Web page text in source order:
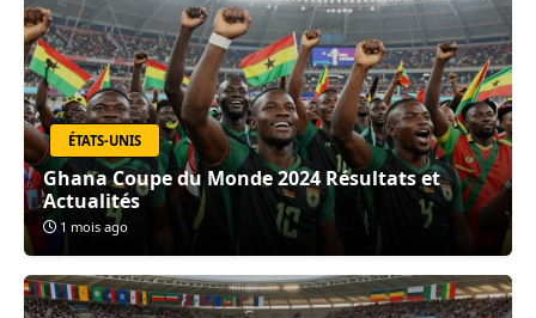
ÉTATS-UNIS
Ghana Coupe du Monde 2024 Résultats et
Actualités
1 mois ago